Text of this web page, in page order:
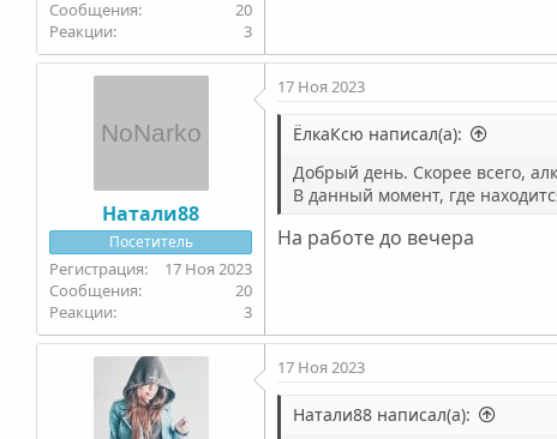
20
3
Натали88
Посетитель
17 Ноя 2023
20
3
17 Ноя 2023
ЁлкаКсю написал(а):
Добрый день. Скорее всего,
В данный момент, где
На работе до вечера
17 Ноя 2023
Натали88 написал(а):